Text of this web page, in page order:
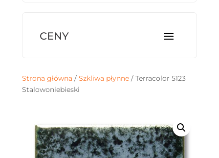
Strona główna / Szkliwa płynne/ Terracolor 5123
Stalowoniebieski